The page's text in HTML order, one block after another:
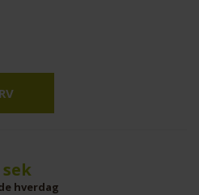
hverdag